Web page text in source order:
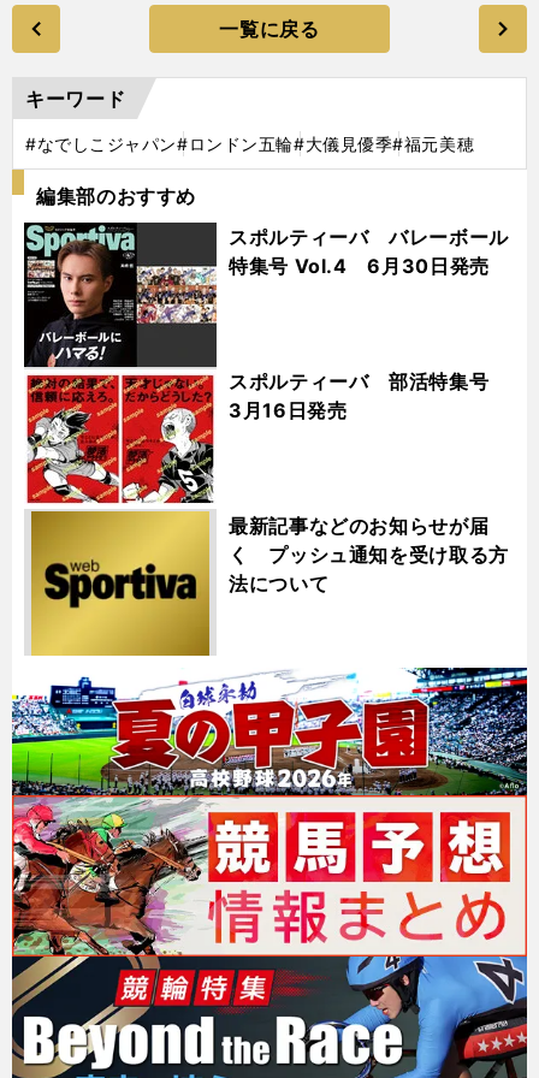
一覧に戻る
キーワード
#なでしこジャパン#ロンドン五輪#大儀見優季#福元美穂
編集部のおすすめ
スポルティーバ バレーボール
特集号 Vol.4 6月30日発売
スポルティーバ 部活特集号
3月16日発売
最新記事などのお知らせが届
く プッシュ通知を受け取る方
法について